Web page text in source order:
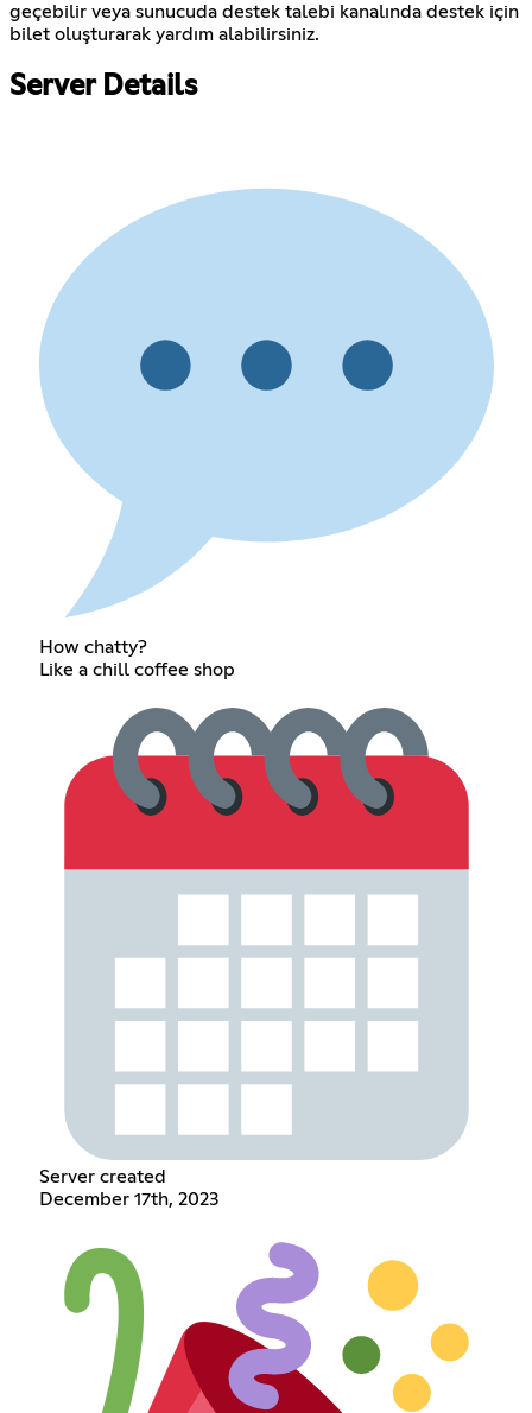
geçebilir veya sunucuda destek talebi kanalında destek için
bilet oluşturarak yardım alabilirsiniz.
Server Details
How chatty?
Like a chill coffee shop
Server created
December 17th, 2023